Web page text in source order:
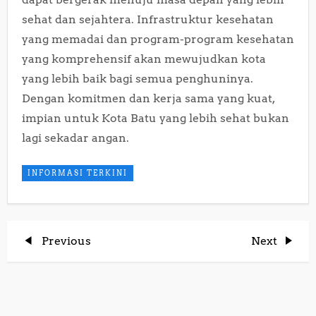
sehat dan sejahtera. Infrastruktur kesehatan
yang memadai dan program-program kesehatan
yang komprehensif akan mewujudkan kota
yang lebih baik bagi semua penghuninya.
Dengan komitmen dan kerja sama yang kuat,
impian untuk Kota Batu yang lebih sehat bukan
lagi sekadar angan.
INFORMASI TERKINI
P
Previous
Previous
Next
Next